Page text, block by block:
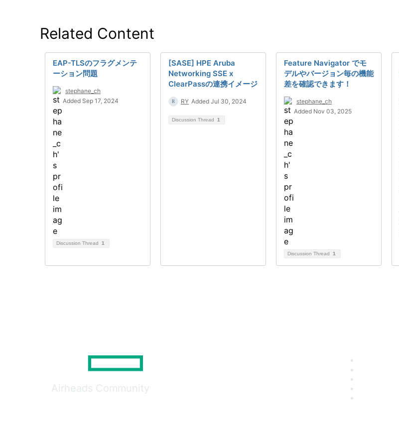
Related Content
EAP-TLSのフラグメンテ
ーション問題
stephane_ch
Added Sep 17, 2024
Discussion Thread 1
[SASE] HPE Aruba
Networking SSE x
ClearPassの連携イメージ
RY Added Jul 30, 2024
Discussion Thread 1
Feature Navigator でモ
デルやバージョン毎の機能
差を確認できます！
stephane_ch
Added Nov 03, 2025
Discussion Thread 1
Airheads Community